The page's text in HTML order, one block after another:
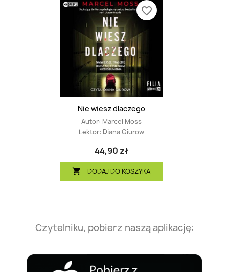
Nie wiesz dlaczego
Autor: Marcel Moss
Lektor: Diana Giurow
44,90 zł
 DODAJ DO KOSZYKA
favorite_border
Czytelniku, pobierz naszą aplikację: